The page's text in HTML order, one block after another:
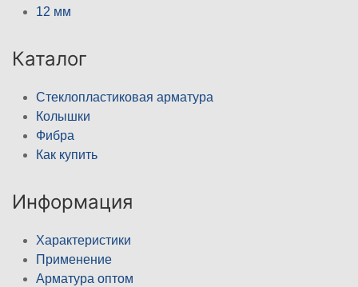
12 мм
Каталог
Стеклопластиковая арматура
Колышки
Фибра
Как купить
Информация
Характеристики
Применение
Арматура оптом